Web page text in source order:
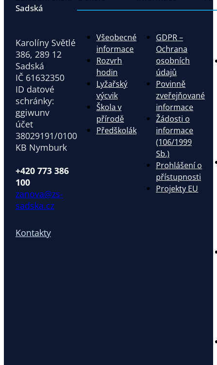
Sadská
Karolíny Světlé
386, 289 12
Sadská
IČ 61632350
ID datové
schránky:
ggiwunv
účet
38029191/0100
KB Nymburk
+420 773 386
100
zanova@zs-
sadska.cz
Kontakty
Všeobecné
informace
Rozvrh
hodin
Lyžařský
výcvik
Škola v
přírodě
Předškolák
GDPR –
Ochrana
osobních
údajů
Povinně
zveřejňované
informace
Žádosti o
informace
(106/1999
Sb.)
Prohlášení o
přístupnosti
Projekty EU